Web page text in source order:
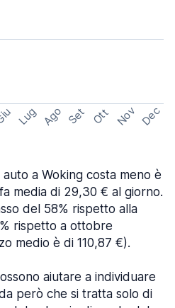
Lug Ago Set Ott Nov Dec
auto a Woking costa meno è
media di 29,30 € al giorno.
del 58% rispetto alla
rispetto a ottobre
medio è di 110,87 €).
aiutare a individuare
però che si tratta solo di